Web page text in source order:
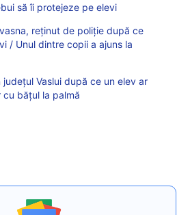
să îi protejeze pe elevi
reținut de poliție după ce
/ Unul dintre copii a ajuns la
Vaslui după ce un elev ar
bățul la palmă